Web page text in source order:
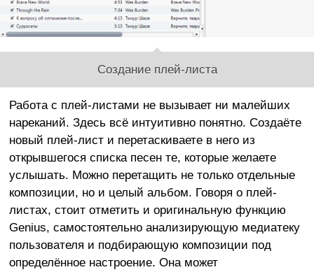
Создание плей-листа
Работа с плей-листами не вызывает ни малейших
нареканий. Здесь всё интуитивно понятно. Создаёте
новый плей-лист и перетаскиваете в него из
открывшегося списка песен те, которые желаете
услышать. Можно перетащить не только отдельные
композиции, но и целый альбом. Говоря о плей-
листах, стоит отметить и оригинальную функцию
Genius, самостоятельно анализирующую медиатеку
пользователя и подбирающую композиции под
определённое настроение. Она может